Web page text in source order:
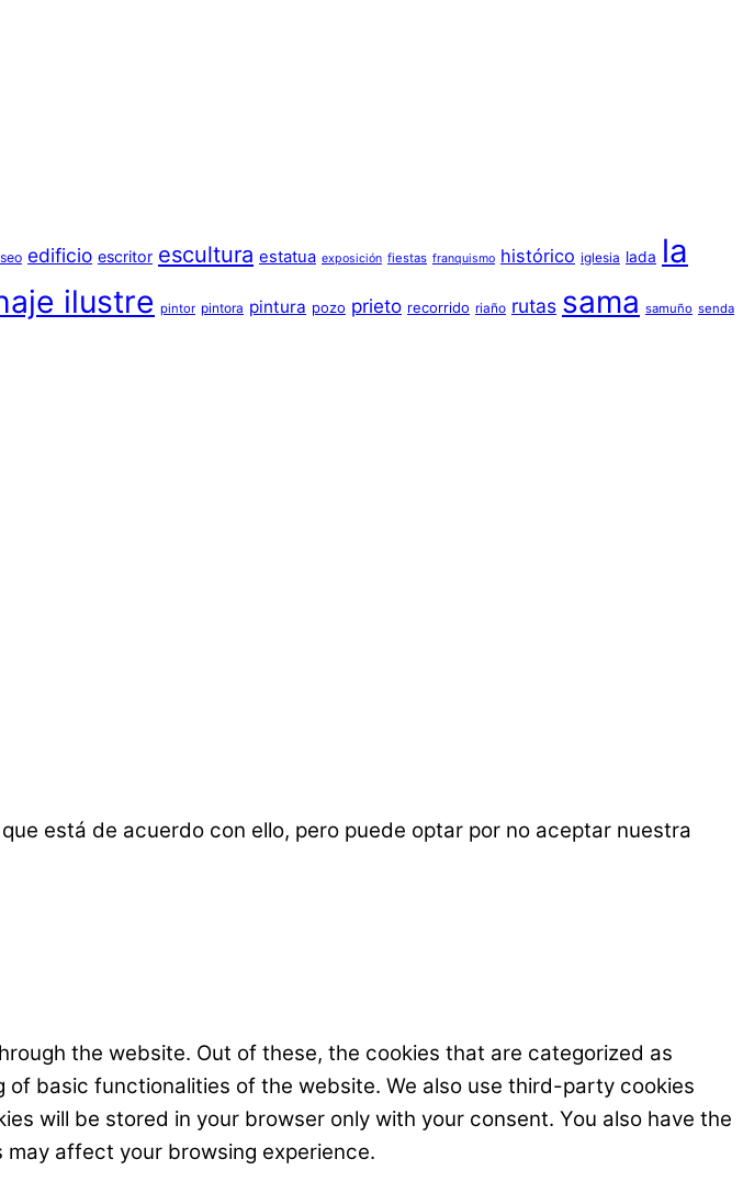
edificio escritor escultura estatua exposición fiestas franquismo histórico iglesia lada la
ilustre pintor pintora pintura pozo prieto recorrido riaño rutas sama samuño senda
está de acuerdo con ello, pero puede optar por no aceptar nuestra
the website. Out of these, the cookies that are categorized as
basic functionalities of the website. We also use third-party cookies
will be stored in your browser only with your consent. You also have the
affect your browsing experience.